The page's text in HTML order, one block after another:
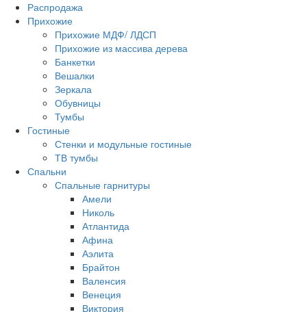
Распродажа
Прихожие
Прихожие МДФ/ ЛДСП
Прихожие из массива дерева
Банкетки
Вешалки
Зеркала
Обувницы
Тумбы
Гостиные
Стенки и модульные гостиные
ТВ тумбы
Спальни
Спальные гарнитуры
Амели
Николь
Атлантида
Афина
Аэлита
Брайтон
Валенсия
Венеция
Виктория